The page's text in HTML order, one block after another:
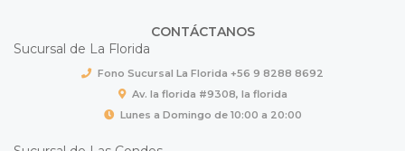
CONTÁCTANOS
Sucursal de La Florida
Fono Sucursal La Florida +56 9 8288 8692
Av. la florida #9308, la florida
Lunes a Domingo de 10:00 a 20:00